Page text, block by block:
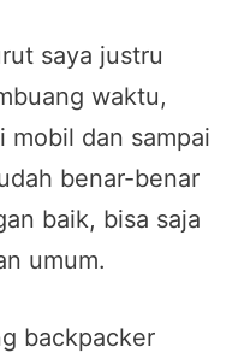
saya justru
waktu,
mobil dan sampai
benar-benar
baik, bisa saja
umum.
backpacker